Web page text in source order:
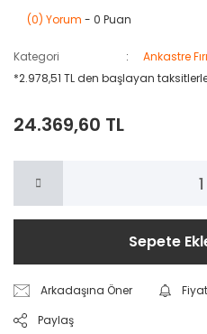
(0) Yorum - 0 Puan
Kategori
Ankastre
*2.978,51 TL den başlayan
24.369,60 TL
Sepete
Arkadaşına Öner
Paylaş